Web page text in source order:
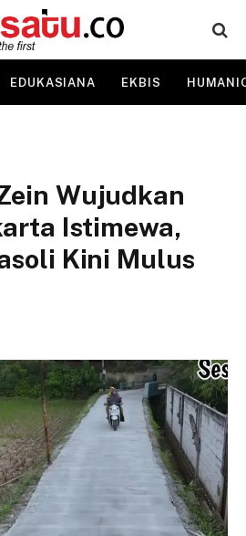
EDUKASIANA EKBIS
Wujudkan
Istimewa,
Kini Mulus